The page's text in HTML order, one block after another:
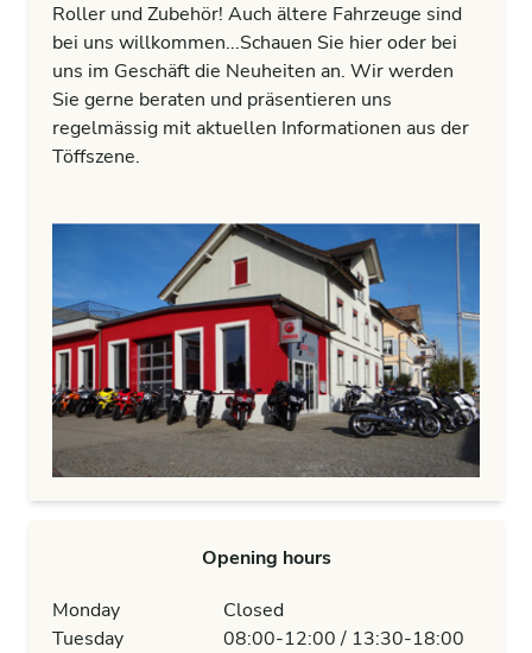
Roller und Zubehör! Auch ältere Fahrzeuge sind
bei uns willkommen...Schauen Sie hier oder bei
uns im Geschäft die Neuheiten an. Wir werden
Sie gerne beraten und präsentieren uns
regelmässig mit aktuellen Informationen aus der
Töffszene.
Opening hours
Monday
Closed
Tuesday
08:00-12:00 / 13:30-18:00